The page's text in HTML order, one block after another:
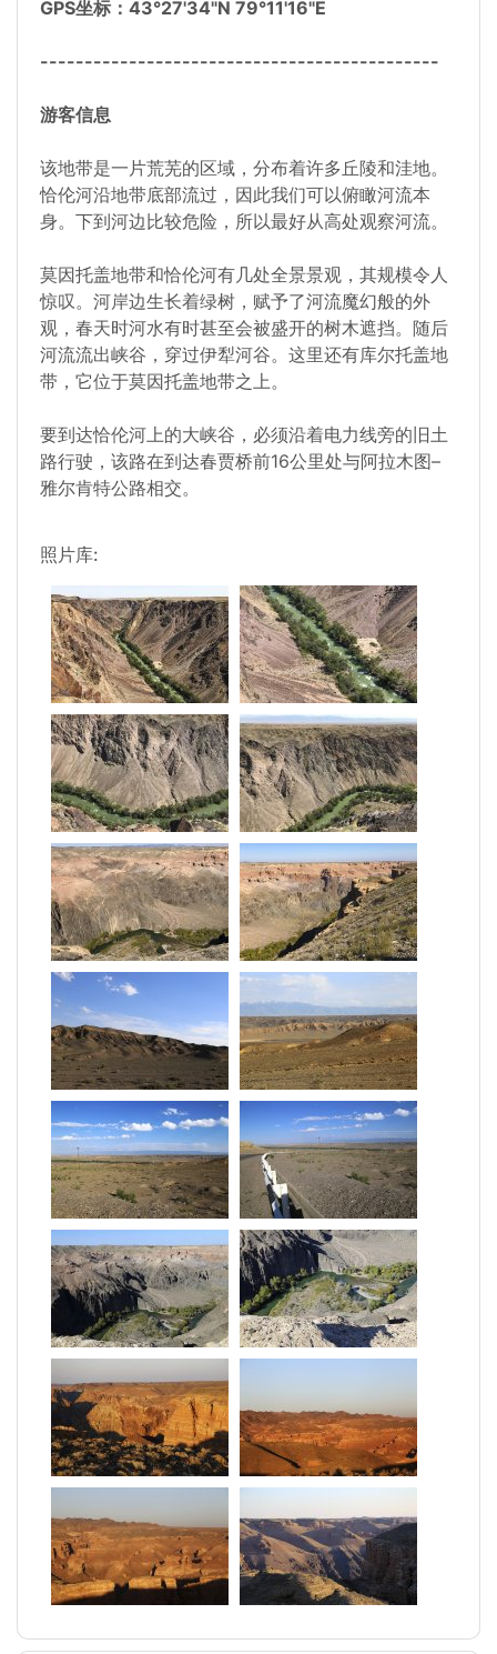
GPS坐标：43°27'34"N 79°11'16"E
---------------------------------------------
游客信息
该地带是一片荒芜的区域，分布着许多丘陵和洼地。
恰伦河沿地带底部流过，因此我们可以俯瞰河流本
身。下到河边比较危险，所以最好从高处观察河流。
莫因托盖地带和恰伦河有几处全景景观，其规模令人
惊叹。河岸边生长着绿树，赋予了河流魔幻般的外
观，春天时河水有时甚至会被盛开的树木遮挡。随后
河流流出峡谷，穿过伊犁河谷。这里还有库尔托盖地
带，它位于莫因托盖地带之上。
要到达恰伦河上的大峡谷，必须沿着电力线旁的旧土
路行驶，该路在到达春贾桥前16公里处与阿拉木图–
雅尔肯特公路相交。
照片库: